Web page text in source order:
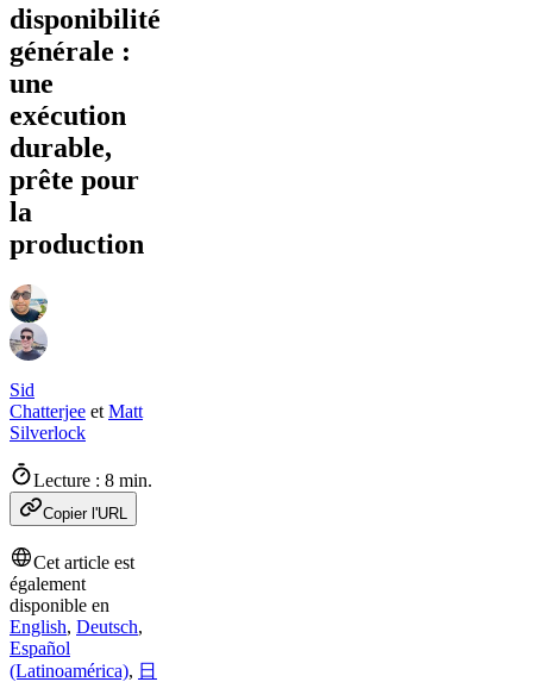
disponibilité
générale :
une
exécution
durable,
prête pour
la
production
Sid
Chatterjee et Matt
Silverlock
Lecture : 8 min.
Copier l'URL
Cet article est
également
disponible en
English, Deutsch,
Español
(Latinoamérica), 日